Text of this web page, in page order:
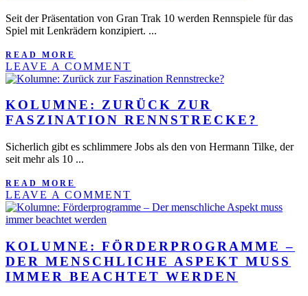
Seit der Präsentation von Gran Trak 10 werden Rennspiele für das
Spiel mit Lenkrädern konzipiert. ...
READ MORE
LEAVE A COMMENT
KOLUMNE: ZURÜCK ZUR
FASZINATION RENNSTRECKE?
Sicherlich gibt es schlimmere Jobs als den von Hermann Tilke, der
seit mehr als 10 ...
READ MORE
LEAVE A COMMENT
KOLUMNE: FÖRDERPROGRAMME –
DER MENSCHLICHE ASPEKT MUSS
IMMER BEACHTET WERDEN